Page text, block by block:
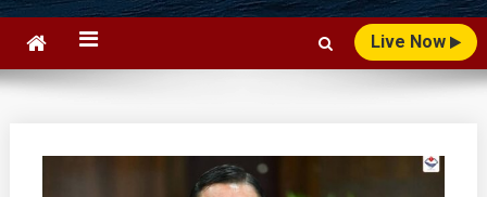
Live Now